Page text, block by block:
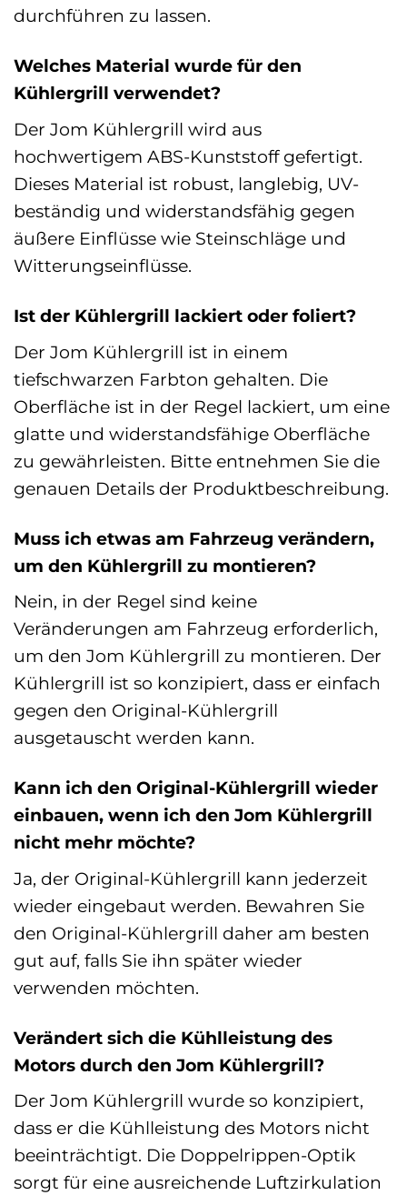
durchführen zu lassen.
Welches Material wurde für den
Kühlergrill verwendet?
Der Jom Kühlergrill wird aus
hochwertigem ABS-Kunststoff gefertigt.
Dieses Material ist robust, langlebig, UV-
beständig und widerstandsfähig gegen
äußere Einflüsse wie Steinschläge und
Witterungseinflüsse.
Ist der Kühlergrill lackiert oder foliert?
Der Jom Kühlergrill ist in einem
tiefschwarzen Farbton gehalten. Die
Oberfläche ist in der Regel lackiert, um eine
glatte und widerstandsfähige Oberfläche
zu gewährleisten. Bitte entnehmen Sie die
genauen Details der Produktbeschreibung.
Muss ich etwas am Fahrzeug verändern,
um den Kühlergrill zu montieren?
Nein, in der Regel sind keine
Veränderungen am Fahrzeug erforderlich,
um den Jom Kühlergrill zu montieren. Der
Kühlergrill ist so konzipiert, dass er einfach
gegen den Original-Kühlergrill
ausgetauscht werden kann.
Kann ich den Original-Kühlergrill wieder
einbauen, wenn ich den Jom Kühlergrill
nicht mehr möchte?
Ja, der Original-Kühlergrill kann jederzeit
wieder eingebaut werden. Bewahren Sie
den Original-Kühlergrill daher am besten
gut auf, falls Sie ihn später wieder
verwenden möchten.
Verändert sich die Kühlleistung des
Motors durch den Jom Kühlergrill?
Der Jom Kühlergrill wurde so konzipiert,
dass er die Kühlleistung des Motors nicht
beeinträchtigt. Die Doppelrippen-Optik
sorgt für eine ausreichende Luftzirkulation